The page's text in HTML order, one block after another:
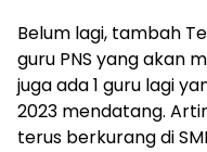
Belum lagi, tambah
guru PNS yang akan
juga ada 1 guru lagi
2023 mendatang.
terus berkurang di